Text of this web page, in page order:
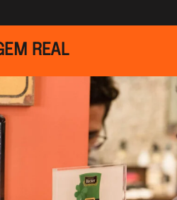
REAL